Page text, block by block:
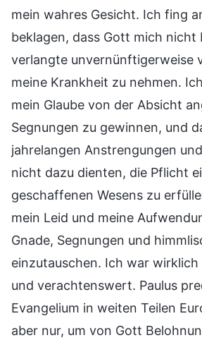
mein wahres Gesicht. Ich fing
beklagen, dass Gott mich nicht
verlangte unvernünftigerweise
meine Krankheit zu nehmen.
mein Glaube von der Absicht
Segnungen zu gewinnen, und
jahrelangen Anstrengungen
nicht dazu dienten, die Pflicht
geschaffenen Wesens zu
mein Leid und meine
Gnade, Segnungen und
einzutauschen. Ich war
und verachtenswert. Paulus
Evangelium in weiten Teilen
aber nur, um von Gott